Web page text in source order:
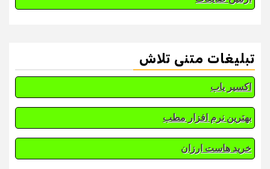
تبلیغات متنی تلاش
اکسیر یاب
بهترین نرم افزار مطب
خرید هاست ارزان